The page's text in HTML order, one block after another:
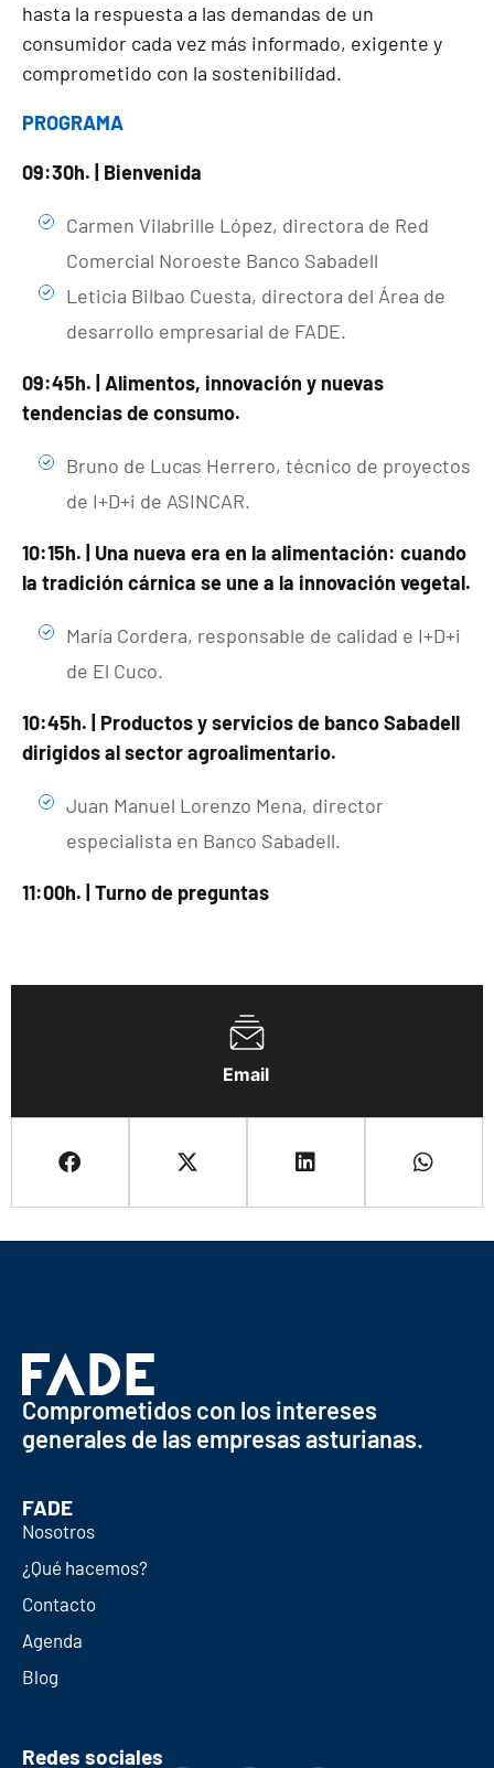
Email
hasta la respuesta a las demandas de un
consumidor cada vez más informado, exigente y
comprometido con la sostenibilidad.
PROGRAMA
09:30h. | Bienvenida
Carmen Vilabrille López, directora de Red
Comercial Noroeste Banco Sabadell
Leticia Bilbao Cuesta, directora del Área de
desarrollo empresarial de FADE.
09:45h. | Alimentos, innovación y nuevas
tendencias de consumo.
Bruno de Lucas Herrero, técnico de proyectos
de I+D+i de ASINCAR.
10:15h. | Una nueva era en la alimentación: cuando
la tradición cárnica se une a la innovación vegetal.
María Cordera, responsable de calidad e I+D+i
de El Cuco.
10:45h. | Productos y servicios de banco Sabadell
dirigidos al sector agroalimentario.
Juan Manuel Lorenzo Mena, director
especialista en Banco Sabadell.
11:00h. | Turno de preguntas
Comprometidos con los intereses
generales de las empresas asturianas.
FADE
Nosotros
¿Qué hacemos?
Contacto
Agenda
Blog
Redes sociales